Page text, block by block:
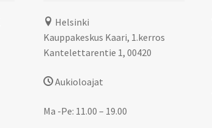
Helsinki
Kauppakeskus Kaari, 1.kerros
Kantelettarentie 1, 00420
Aukioloajat
Ma -Pe: 11.00 – 19.00